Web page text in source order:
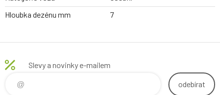
Hloubka dezénu mm
7
Slevy a novinky e-mailem
odebírat